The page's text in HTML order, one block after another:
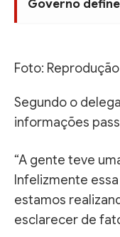
Governo
Foto: Reprodução
Segundo o
informações
“A gente teve
Infelizmente
estamos
esclarecer de